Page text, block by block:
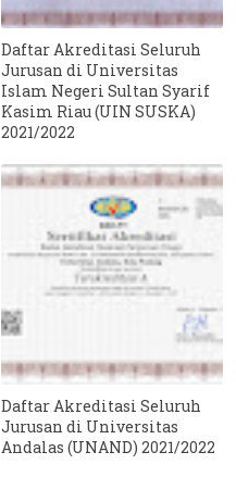
Daftar Akreditasi Seluruh
Jurusan di Universitas
Islam Negeri Sultan Syarif
Kasim Riau (UIN SUSKA)
2021/2022
Daftar Akreditasi Seluruh
Jurusan di Universitas
Andalas (UNAND) 2021/2022